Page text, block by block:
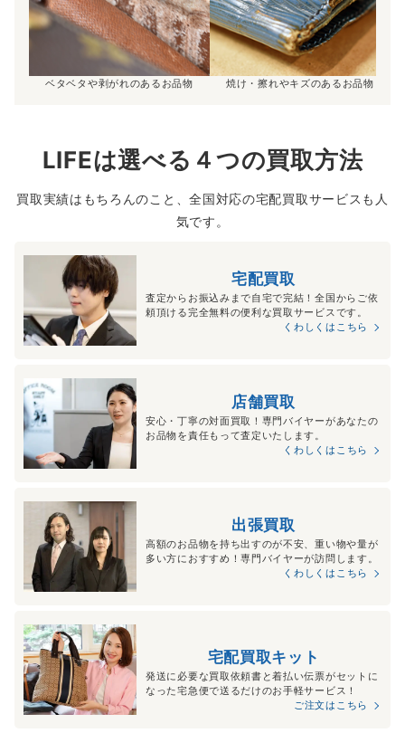
ベタベタや剥がれのあるお品物 焼け・擦れやキズのあるお品物
LIFEは選べる４つの買取方法
買取実績はもちろんのこと、全国対応の宅配買取サービスも人
気です。
宅配買取
査定からお振込みまで自宅で完結！全国からご依
頼頂ける完全無料の便利な買取サービスです。
くわしくはこちら
店舗買取
安心・丁寧の対面買取！専門バイヤーがあなたの
お品物を責任もって査定いたします。
くわしくはこちら
出張買取
高額のお品物を持ち出すのが不安、重い物や量が
多い方におすすめ！専門バイヤーが訪問します。
くわしくはこちら
宅配買取キット
発送に必要な買取依頼書と着払い伝票がセットに
なった宅急便で送るだけのお手軽サービス！
ご注文はこちら